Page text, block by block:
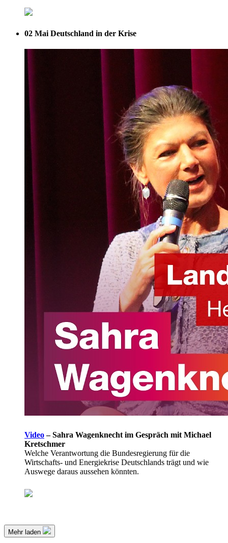
02 Mai Deutschland in der Krise
Video– Sahra Wagenknecht im Gespräch mit Michael
Kretschmer
Welche Verantwortung die Bundesregierung für die
Wirtschafts- und Energiekrise Deutschlands trägt und wie
Auswege daraus aussehen könnten.
Mehr laden